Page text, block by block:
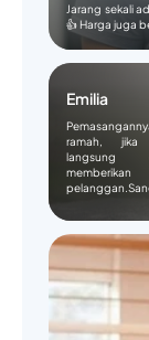
Jarang sekali
👍 Harga juga
Emilia
ramah, jika
langsung